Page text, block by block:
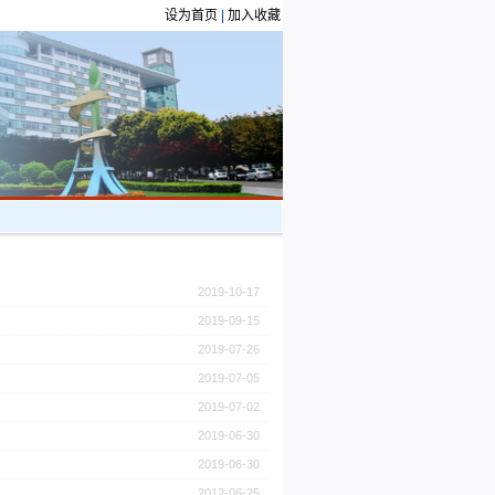
设为首页 加入收藏
2019-10-17
2019-09-15
2019-07-26
2019-07-05
2019-07-02
2019-06-30
2019-06-30